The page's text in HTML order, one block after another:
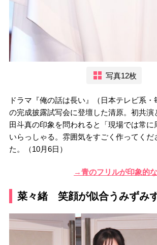
写真12枚
ドラマ『俺の話は長い』（日本テレビ系・
の完成披露試写会に登壇した清原。初共演
田斗真の印象を問われると「現場では常に
いらっしゃる。雰囲気をすごく作ってくだ
た。（10月6日）
→青のフリルが印象的
菜々緒 笑顔が似合うみずみ